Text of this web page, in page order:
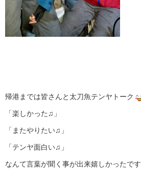
帰港までは皆さんと太刀魚テンヤトーク
「楽しかった♫」
「またやりたい♫」
「テンヤ面白い♫」
なんて言葉が聞く事が出来嬉しかったです